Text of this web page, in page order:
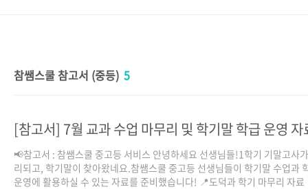
참쌤스쿨 참고서 (중등) 5
[참고서] 7월 교과 수업 마무리 및 학기말 학급 운영 자
📢참고서 : 참쌤스쿨 중고등 서비스 안녕하세요 선생님들!1학기 기말고사
리되고, 학기말이 찾아왔네요.참쌤스쿨 중고등 선생님들이 학기말 수업과
운영에 활용하실 수 있는 자료를 준비했습니다! 📍도덕과 학기 마무리 자료